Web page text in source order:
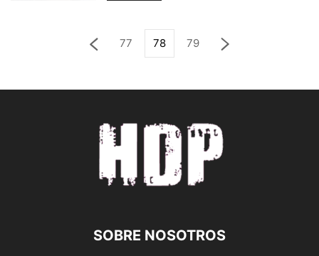
77 78 79
SOBRE NOSOTROS